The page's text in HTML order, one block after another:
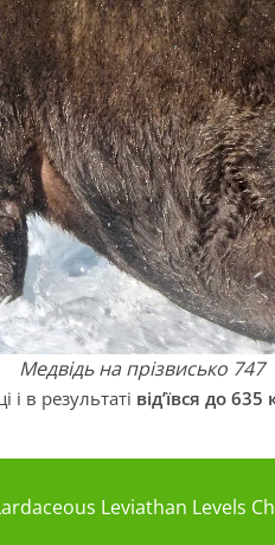
Медвідь на прізвисько 747
і в результаті від’ївся до 635
Leviathan Levels